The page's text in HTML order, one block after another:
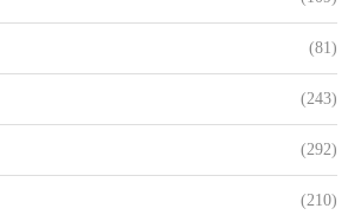
(81)
(243)
(292)
(210)